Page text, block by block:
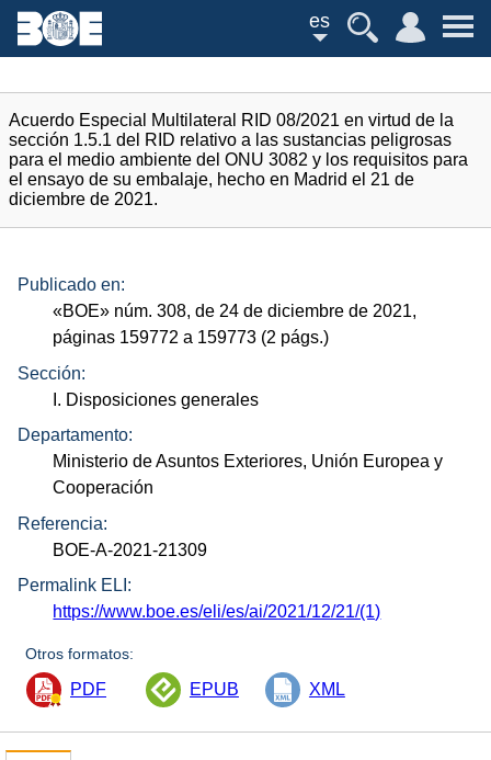
es
Acuerdo Especial Multilateral RID 08/2021 en virtud de la
sección 1.5.1 del RID relativo a las sustancias peligrosas
para el medio ambiente del ONU 3082 y los requisitos para
el ensayo de su embalaje, hecho en Madrid el 21 de
diciembre de 2021.
Publicado en:
«BOE» núm. 308, de 24 de diciembre de 2021,
páginas 159772 a 159773 (2 págs.)
Sección:
I. Disposiciones generales
Departamento:
Ministerio de Asuntos Exteriores, Unión Europea y
Cooperación
Referencia:
BOE-A-2021-21309
Permalink ELI:
https://www.boe.es/eli/es/ai/2021/12/21/(1)
Otros formatos:
PDF EPUB XML